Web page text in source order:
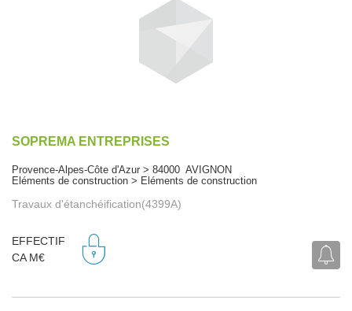
SOPREMA ENTREPRISES
Provence-Alpes-Côte d'Azur > 84000 AVIGNON
Eléments de construction > Eléments de construction
Travaux d'étanchéification(4399A)
EFFECTIF
CA M€